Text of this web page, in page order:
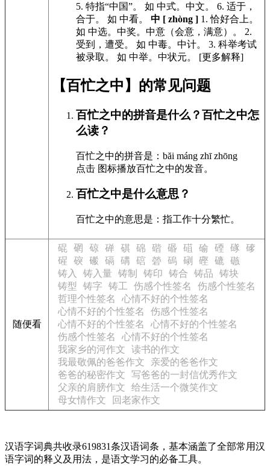
5. 特指“中国”。 如 中式。中文。 6. 适于，
合于。 如 中看。 中 [ zhòng ] 1. 恰好合上。
如 中选。中奖。中意（会意，满意）。
2.
受到，遭受。 如 中毒。中计。 3. 科举考试
被录取。 如 中举。中状元。 [更多解释]
【百忙之中】的常见问题
百忙之中的拼音是什么？百忙之中怎
么读？
百忙之中的拼音是：băi máng zhī zhōng
点击 图标播放百忙之中的发音。
百忙之中是什么意思？
百忙之中的意思是：指工作十分繁忙。
随便看
䃂 䃃 䃄 䃅 䃆 䃇 䃈 䃉 䃊 䃋 䃌 䃍
䃎
䃏
䃐 䃑 䃒 䃓 䃔 䃕 䃖 䃗 䃘 䃙
䃚
铸入
铸入量 铸制 铸印 铸合 铸品
铸块
铸型
铸字 铸工 伤感个性签名
伤感个性签名
哲理个性签名
心情不好的个性签名
心情不好的个性签名
伤感个性签名
心情不好的个性签名
心情不好的个性签名
伤感个性签名
心情不好的个性签名
我家乡的河作文
读书的作文
我最敬佩的爸爸作文
亲爱的爸爸作文
爸爸的秘密作文
写爸爸的一封信优秀作文
父亲的肩膀作文
给生活一个微笑作文
母女情作文
回老家作文
汉语字词典共收录619831条汉语词条，基本涵盖了全部常用汉
语字词的释义及用法，是语文学习的必备工具。